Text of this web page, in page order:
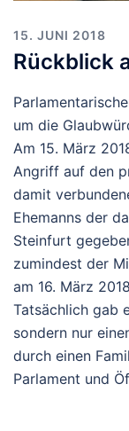
15. JUNI 2018
Rückblick
um die
Am 15. März
Angriff auf den
damit
Ehemanns der
Steinfurt
zumindest der
am 16. März
Tatsächlich gab
sondern nur
durch einen
Parlament und